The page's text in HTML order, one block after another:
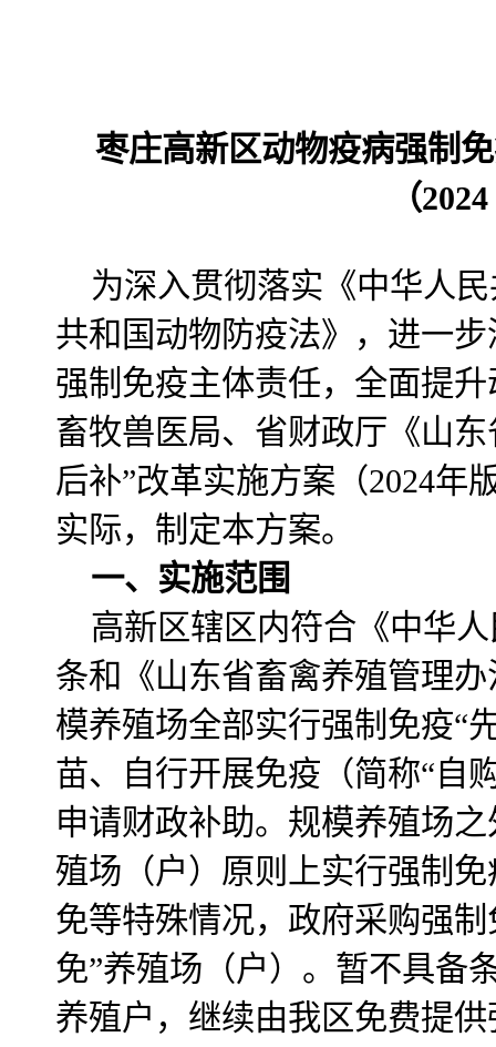
枣庄高新区动物疫病强制
（
为深入贯彻落实《中华人
共和国动物防疫法》，进一
强制免疫主体责任，全面提
畜牧兽医局、省财政厅《山
后补”改革实施方案（2024年
实际，制定本方案。
一、实施范围
高新区辖区内符合《中华
条和《山东省畜禽养殖管理
模养殖场全部实行强制免疫“
苗、自行开展免疫（简称“自
申请财政补助。规模养殖场
殖场（户）原则上实行强制
免等特殊情况，政府采购强
免”养殖场（户）。暂不具备
养殖户，继续由我区免费提